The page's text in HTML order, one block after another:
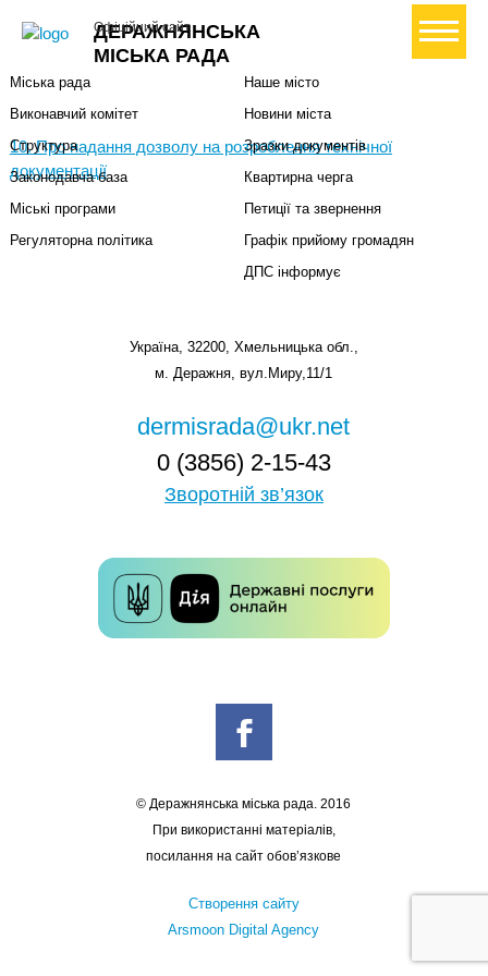
ДЕРАЖНЯНСЬКА
МІСЬКА РАДА
Офіційний сайт+ Створити петицію
10. Про надання дозволу на розроблення технічної
документації
Міський голова
Міська рада
Виконавчий комітет
Структура
Законодавча база
Міські програми
Регуляторна політика
Наше місто
Новини міста
Зразки документів
Квартирна черга
Петиції та звернення
Графік прийому громадян
ДПС інформує
Україна, 32200, Хмельницька обл.,
м. Деражня, вул.Миру,11/1
dermisrada@ukr.net
0 (3856) 2-15-43
Зворотній зв’язок
© Деражнянська міська рада. 2016
При використанні матеріалів,
посилання на сайт обов’язкове
Створення сайту
Arsmoon Digital Agency